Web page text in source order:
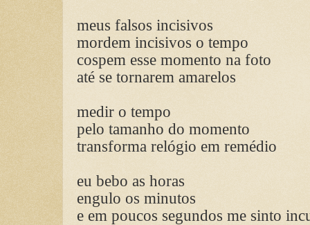
meus falsos incisivos
mordem incisivos o tempo
cospem esse momento na foto
até se tornarem amarelos
medir o tempo
pelo tamanho do momento
transforma relógio em remédio
eu bebo as horas
engulo os minutos
e em poucos segundos me sinto